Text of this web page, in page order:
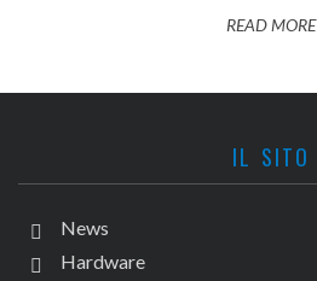
READ MORE
IL SITO
News
Hardware